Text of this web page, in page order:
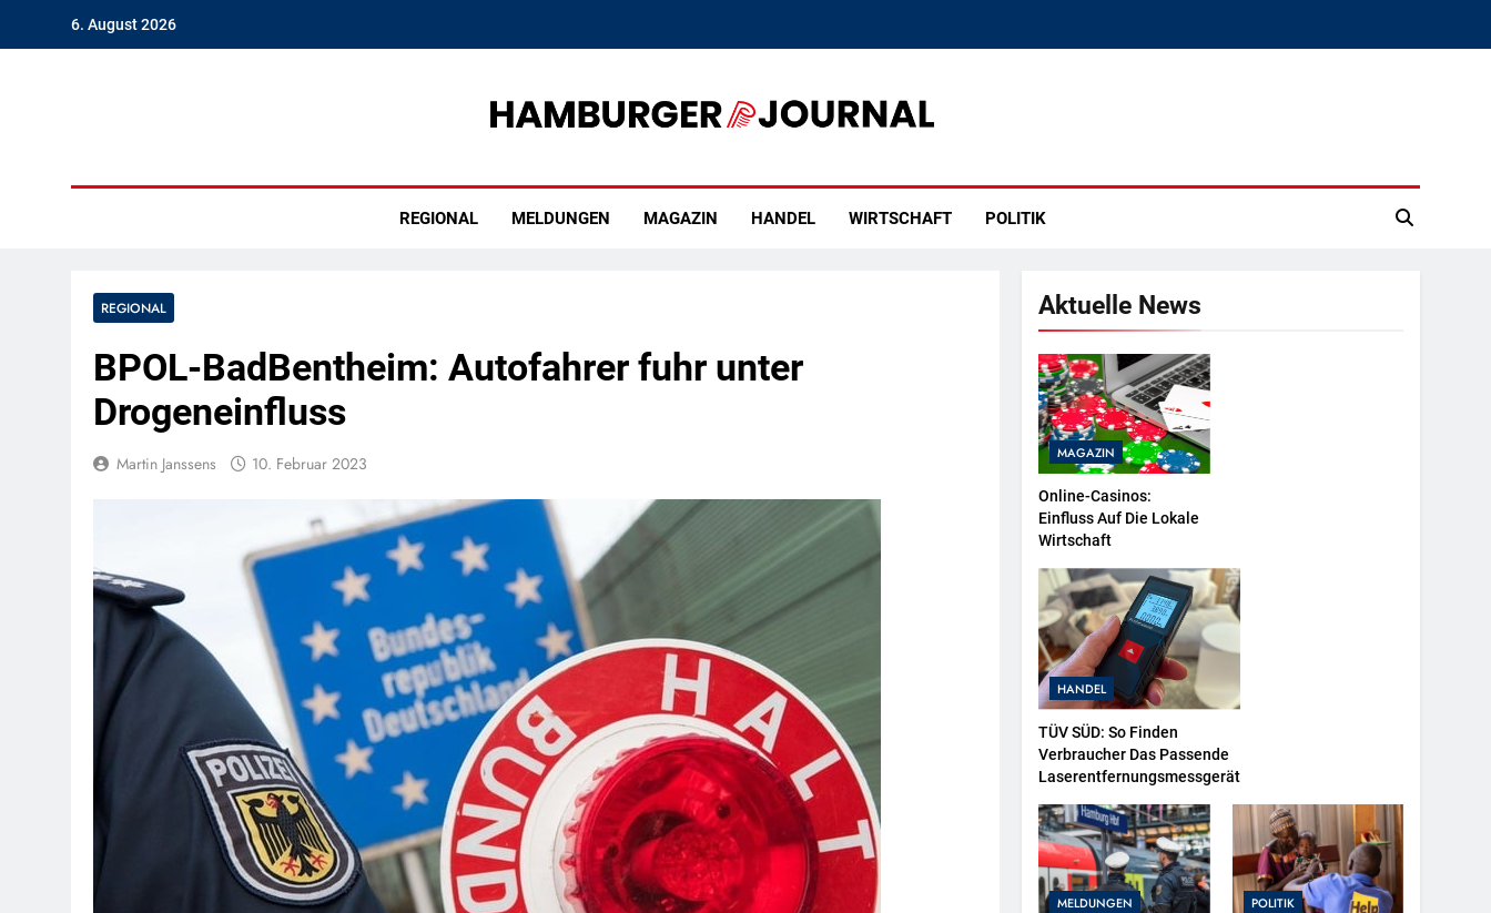
6. August 2026
REGIONAL MELDUNGEN MAGAZIN HANDEL WIRTSCHAFT POLITIK
REGIONAL
BPOL-BadBentheim: Autofahrer fuhr unter
Drogeneinfluss
Martin Janssens 10. Februar 2023
Aktuelle News
MAGAZIN
Online-Casinos:
Einfluss Auf Die Lokale
Wirtschaft
HANDEL
TÜV SÜD: So Finden
Verbraucher Das Passende
Laserentfernungsmessgerät
MELDUNGEN POLITIK